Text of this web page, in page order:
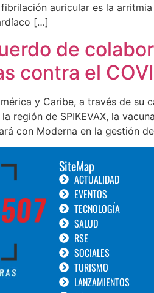
auricular es la
[…]
de
contra el
y Caribe, a través de
región de SPIKEVAX, la
con Moderna en la gestión
SiteMap
ACTUALIDAD
EVENTOS
TECNOLOGÍA
SALUD
RSE
SOCIALES
TURISMO
LANZAMIENTOS